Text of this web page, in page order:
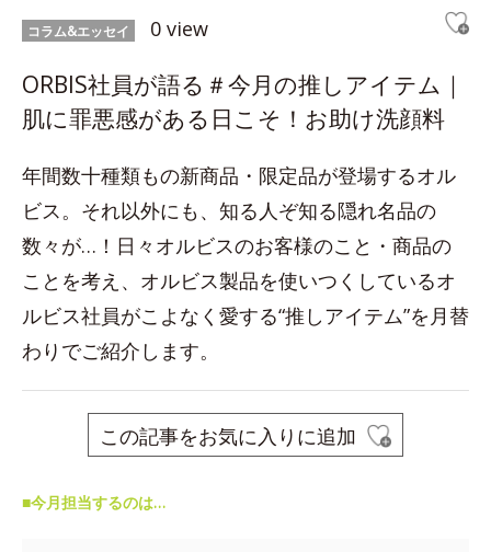
コラム&エッセイ 0 view
ORBIS社員が語る＃今月の推しアイテム｜
肌に罪悪感がある日こそ！お助け洗顔料
年間数十種類もの新商品・限定品が登場するオル
ビス。それ以外にも、知る人ぞ知る隠れ名品の
数々が…！日々オルビスのお客様のこと・商品の
ことを考え、オルビス製品を使いつくしているオ
ルビス社員がこよなく愛する“推しアイテム”を月替
わりでご紹介します。
この記事をお気に入りに追加
■今月担当するのは…